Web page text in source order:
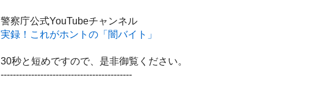
警察庁公式YouTubeチャンネル
実録！これがホントの「闇バイト」
30秒と短めですので、是非御覧ください。
-------------------------------------------